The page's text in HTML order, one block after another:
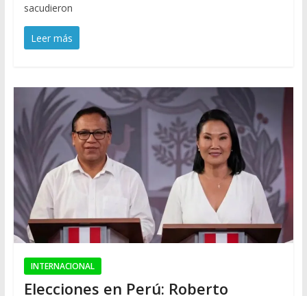
sacudieron
Leer más
INTERNACIONAL
Elecciones en Perú: Roberto